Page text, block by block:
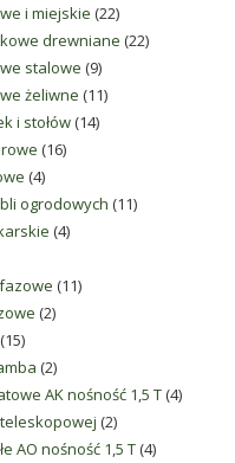
i miejskie 2222
produkty
drewniane 2222
stalowe 99
produktów
żeliwne 1111
i stołów 1414
1616
44
produkty
ogrodowych 1111
44
1111
22
1515
produktów
22
produkty
AK nośność 1,5 T 44
22
produkty
AO nośność 1,5 T 44